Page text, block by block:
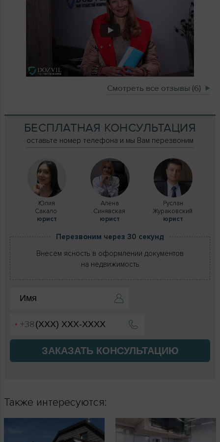
Смотреть все отзывы (6)
БЕСПЛАТНАЯ КОНСУЛЬТАЦИЯ
оставьте номер телефона и мы Вам перезвоним
Юлия
Сакало
юрист
Алена
Синявская
юрист
Руслан
Жураковский
юрист
Перезвоним через 30 секунд
Внесем ясность в оформлении документов
на недвижимость
ЗАКАЗАТЬ КОНСУЛЬТАЦИЮ
Также интересуются: